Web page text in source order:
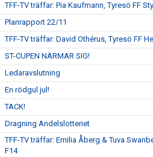
TFF-TV träffar: Pia Kaufmann, Tyresö FF
Planrapport 22/11
TFF-TV träffar: David Othérus, Tyresö FF
ST-CUPEN NÄRMAR SIG!
Ledaravslutning
En rödgul jul!
TACK!
Dragning Andelslotteriet
TFF-TV träffar: Emilia Åberg & Tuva
F14